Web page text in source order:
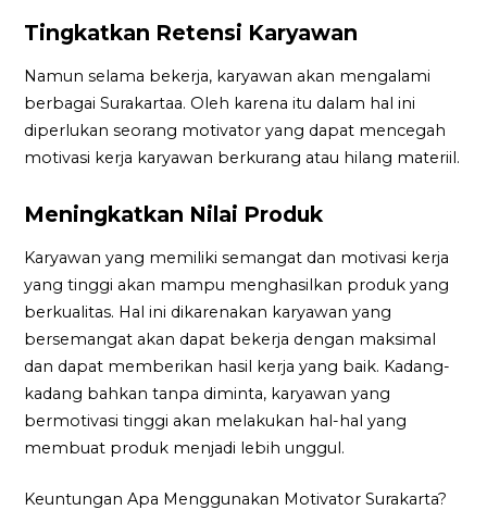
Tingkatkan Retensi Karyawan
Namun selama bekerja, karyawan akan mengalami
berbagai Surakartaa. Oleh karena itu dalam hal ini
diperlukan seorang motivator yang dapat mencegah
motivasi kerja karyawan berkurang atau hilang materiil.
Meningkatkan Nilai Produk
Karyawan yang memiliki semangat dan motivasi kerja
yang tinggi akan mampu menghasilkan produk yang
berkualitas. Hal ini dikarenakan karyawan yang
bersemangat akan dapat bekerja dengan maksimal
dan dapat memberikan hasil kerja yang baik. Kadang-
kadang bahkan tanpa diminta, karyawan yang
bermotivasi tinggi akan melakukan hal-hal yang
membuat produk menjadi lebih unggul.
Keuntungan Apa Menggunakan Motivator Surakarta?